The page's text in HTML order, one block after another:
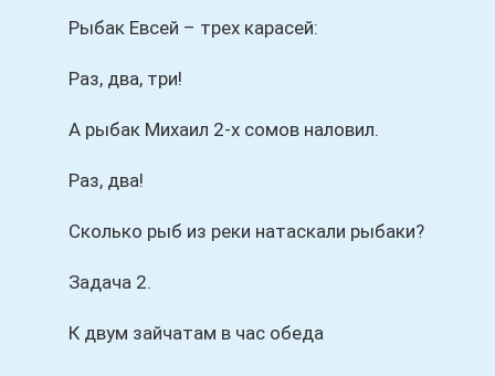
Рыбак Евсей – трех карасей:
Раз, два, три!
А рыбак Михаил 2-х сомов наловил.
Раз, два!
Сколько рыб из реки натаскали рыбаки?
Задача 2.
К двум зайчатам в час обеда